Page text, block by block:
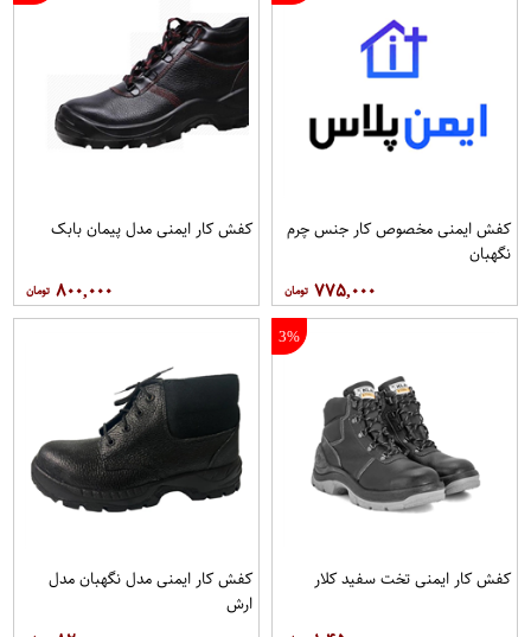
کفش ایمنی مخصوص کار جنس چرم
نگهبان
۷۷۵,۰۰۰
کفش کار ایمنی مدل پیمان بابک
۸۰۰,۰۰۰
3%
کفش کار ايمنی تخت سفيد کلار
کفش کار ايمنی مدل نگهبان مدل
ارش